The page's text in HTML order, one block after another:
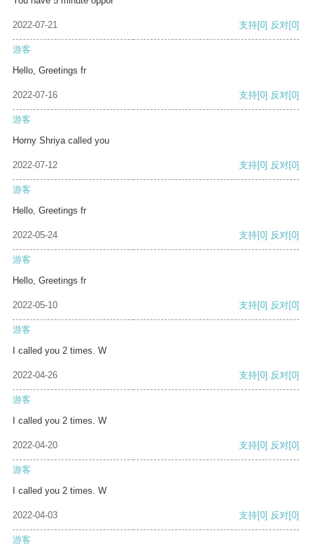
2022-07-21 支持[0] 反对[0]
游客
Hello, Greetings fr
2022-07-16 支持[0] 反对[0]
游客
Horny Shriya called you
2022-07-12 支持[0] 反对[0]
游客
Hello, Greetings fr
2022-05-24 支持[0] 反对[0]
游客
Hello, Greetings fr
2022-05-10 支持[0] 反对[0]
游客
I called you 2 times. W
2022-04-26 支持[0] 反对[0]
游客
I called you 2 times. W
2022-04-20 支持[0] 反对[0]
游客
I called you 2 times. W
2022-04-03 支持[0] 反对[0]
游客